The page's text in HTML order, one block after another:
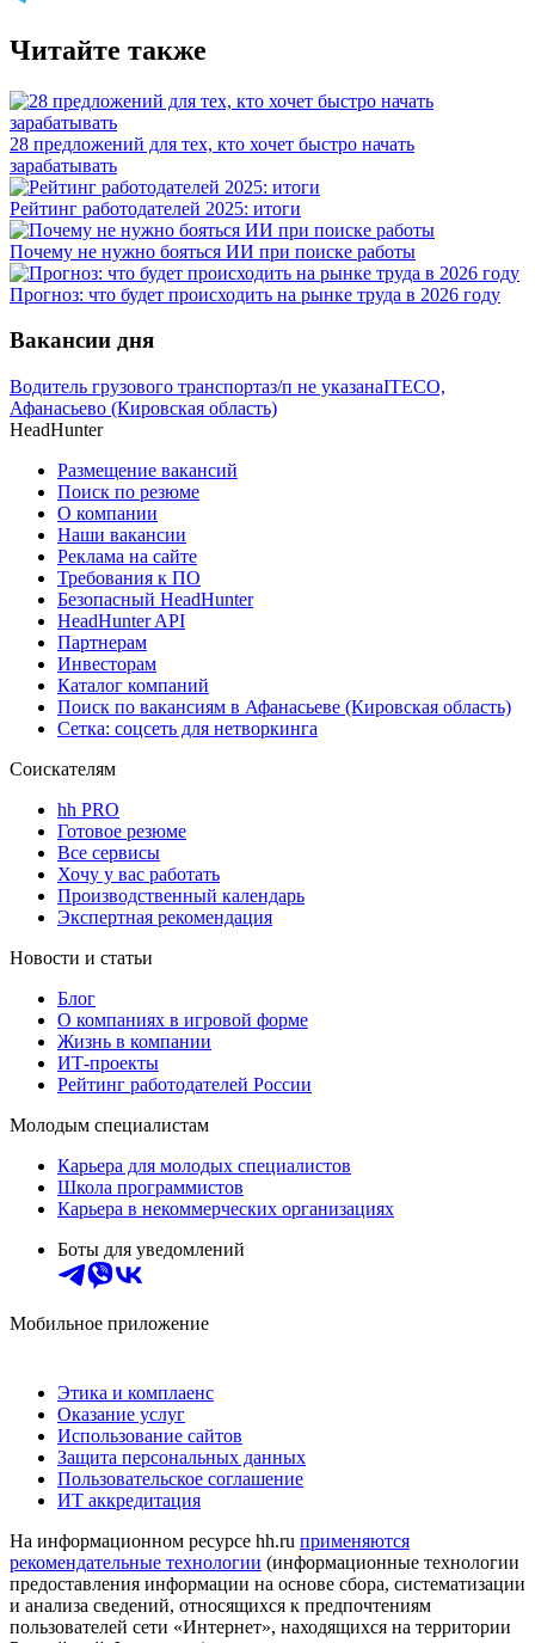
Читайте также
28 предложений для тех, кто хочет быстро начать
зарабатывать
Рейтинг работодателей 2025: итоги
Почему не нужно бояться ИИ при поиске работы
Прогноз: что будет происходить на рынке труда в 2026 году
Вакансии дня
Водитель грузового транспортаз/п не указанаITECO,
Афанасьево (Кировская область)
HeadHunter
Размещение вакансий
Поиск по резюме
О компании
Наши вакансии
Реклама на сайте
Требования к ПО
Безопасный HeadHunter
HeadHunter API
Партнерам
Инвесторам
Каталог компаний
Поиск по вакансиям в Афанасьеве (Кировская область)
Сетка: соцсеть для нетворкинга
Соискателям
hh PRO
Готовое резюме
Все сервисы
Хочу у вас работать
Производственный календарь
Экспертная рекомендация
Новости и статьи
Блог
О компаниях в игровой форме
Жизнь в компании
ИТ-проекты
Рейтинг работодателей России
Молодым специалистам
Карьера для молодых специалистов
Школа программистов
Карьера в некоммерческих организациях
Боты для уведомлений
Мобильное приложение
Этика и комплаенс
Оказание услуг
Использование сайтов
Защита персональных данных
Пользовательское соглашение
ИТ аккредитация
На информационном ресурсе hh.ru применяются
рекомендательные технологии (информационные технологии
предоставления информации на основе сбора, систематизации
и анализа сведений, относящихся к предпочтениям
пользователей сети «Интернет», находящихся на территории